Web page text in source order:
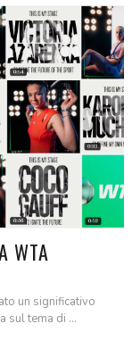
WTA
un significativo
sul tema di ...